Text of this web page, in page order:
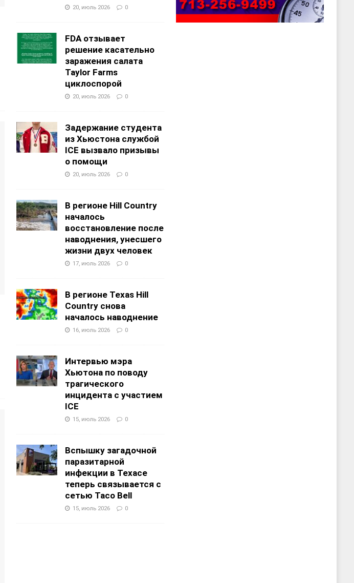
20, июль 2026 0
FDA отзывает
решение касательно
заражения салата
Taylor Farms
циклоспорой
20, июль 2026 0
Задержание студента
из Хьюстона службой
ICE вызвало призывы
о помощи
20, июль 2026 0
В регионе Hill Country
началось
восстановление после
наводнения, унесшего
жизни двух человек
17, июль 2026 0
В регионе Texas Hill
Country снова
началось наводнение
16, июль 2026 0
Интервью мэра
Хьютона по поводу
трагического
инцидента с участием
ICE
15, июль 2026 0
Вспышку загадочной
паразитарной
инфекции в Техасе
теперь связывается с
сетью Taco Bell
15, июль 2026 0